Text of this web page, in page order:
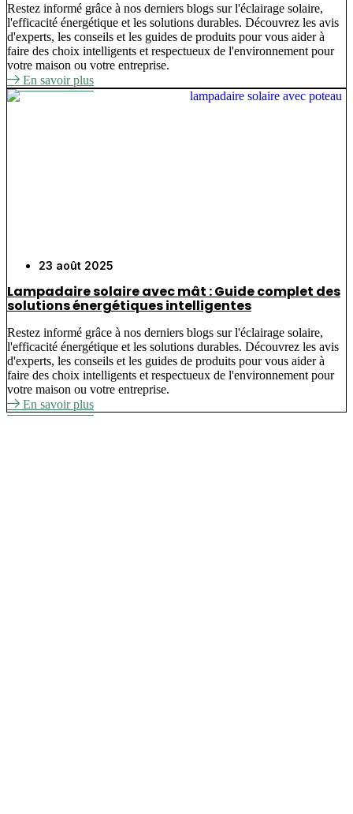
Restez informé grâce à nos derniers blogs sur l'éclairage solaire,
l'efficacité énergétique et les solutions durables. Découvrez les avis
d'experts, les conseils et les guides de produits pour vous aider à
faire des choix intelligents et respectueux de l'environnement pour
votre maison ou votre entreprise.
En savoir plus
23 août 2025
Lampadaire solaire avec mât : Guide complet des
solutions énergétiques intelligentes
Restez informé grâce à nos derniers blogs sur l'éclairage solaire,
l'efficacité énergétique et les solutions durables. Découvrez les avis
d'experts, les conseils et les guides de produits pour vous aider à
faire des choix intelligents et respectueux de l'environnement pour
votre maison ou votre entreprise.
En savoir plus